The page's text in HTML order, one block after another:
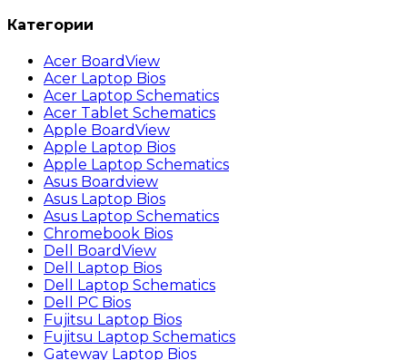
Категории
Acer BoardView
Acer Laptop Bios
Acer Laptop Schematics
Acer Tablet Schematics
Apple BoardView
Apple Laptop Bios
Apple Laptop Schematics
Asus Boardview
Asus Laptop Bios
Asus Laptop Schematics
Chromebook Bios
Dell BoardView
Dell Laptop Bios
Dell Laptop Schematics
Dell PC Bios
Fujitsu Laptop Bios
Fujitsu Laptop Schematics
Gateway Laptop Bios